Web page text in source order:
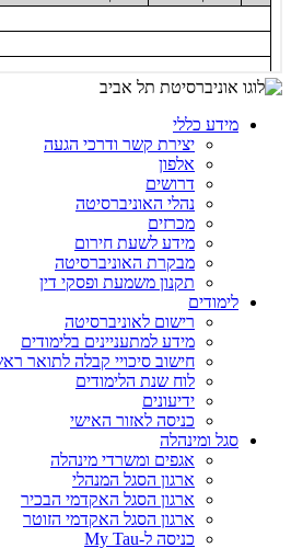
מידע כללי
יצירת קשר ודרכי הגעה
אלפון
דרושים
נהלי האוניברסיטה
מכרזים
מידע לשעת חירום
מבקרת האוניברסיטה
תקנון משמעת ופסקי דין
לימודים
רישום לאוניברסיטה
מידע למתעניינים בלימודים
חישוב סיכויי קבלה לתואר
לוח שנת הלימודים
ידיעונים
כניסה לאזור האישי
סגל ומינהלה
אגפים ומשרדי מינהלה
ארגון הסגל המנהלי
ארגון הסגל האקדמי הבכיר
ארגון הסגל האקדמי הזוטר
כניסה ל-My Tau